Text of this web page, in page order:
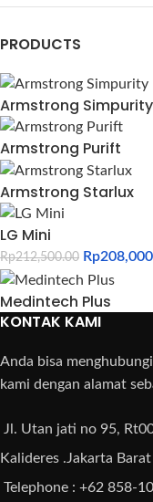
PRODUCTS
Armstrong Simpurity
Armstrong Purift
Armstrong Starlux
LG Mini
Rp212,500.00 Rp
Medintech Plus
KONTAK KAMI
Anda bisa
kami dengan alamat
Jl. Utan jati no 95,
Kalideres .Jakarta Barat
Telephone : +62 858-